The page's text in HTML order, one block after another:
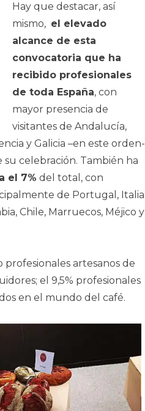
Hay que destacar, así
mismo, el elevado
alcance de esta
convocatoria que ha
recibido profesionales
de toda España, con
mayor presencia de
visitantes de Andalucía,
y Galicia –en este orden-
celebración. También ha
el 7% del total, con
de Portugal, Italia
Chile, Marruecos, Méjico y
artesanos de
el 9,5% profesionales
en el mundo del café.